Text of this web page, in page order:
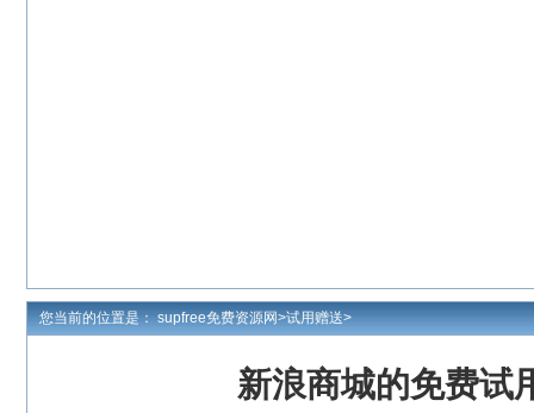
您当前的位置是： supfree免费资源网>试用赠送>
新浪商城的免费试